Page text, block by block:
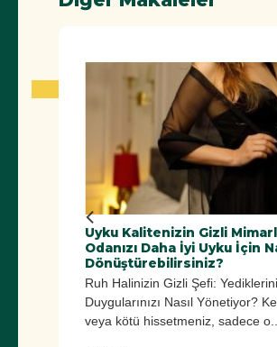
Uyku Kalitenizin Gizli
Odanızı Daha İyi Uyku İçin
Dönüştürebilirsiniz?
Ruh Halinizin Gizli Şefi:
Duygularınızı Nasıl Yönetiyor?
veya kötü hissetmeniz, sadece o...